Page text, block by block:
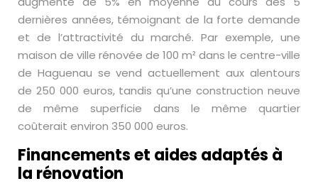
dernières années, témoignant de la forte demande
et de l’attractivité du marché. Par exemple, une
maison de ville rénovée de 100 m² dans le centre-ville
de Haguenau se vend actuellement aux alentours
de 250 000 euros, tandis qu’une construction neuve
de même superficie dans le même quartier
coûterait environ 350 000 euros.
Financements et aides adaptés à
la rénovation